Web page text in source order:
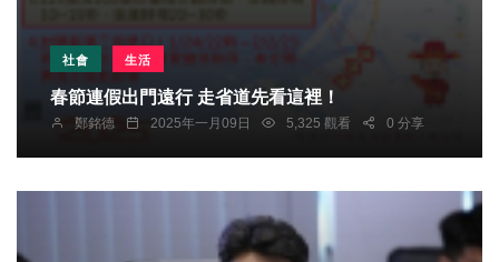
社會 生活
春節連假出門遠行 走省道先看這裡！
鄭銘德 2025年一月09日 5,325 觀看 0 分享